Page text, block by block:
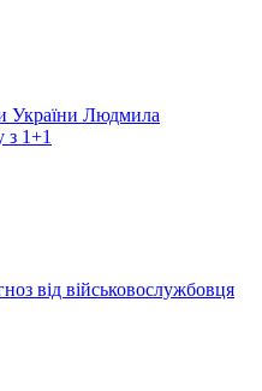
України Людмила
з 1+1
від військовослужбовця